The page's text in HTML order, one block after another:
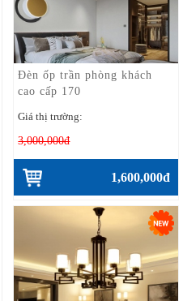
Đèn ốp trần phòng khách
cao cấp 170
Giá thị trường:
3,000,000đ
1,600,000đ